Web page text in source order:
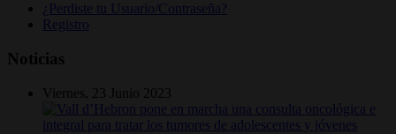
¿Perdiste tu Usuario/Contraseña?
Registro
Noticias
Viernes, 23 Junio 2023